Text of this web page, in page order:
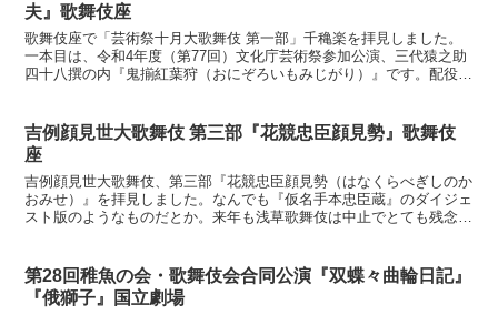
夫』歌舞伎座
歌舞伎座で「芸術祭十月大歌舞伎 第一部」千穐楽を拝見しました。
一本目は、令和4年度（第77回）文化庁芸術祭参加公演、三代猿之助
四十八撰の内『鬼揃紅葉狩（おにぞろいもみじがり）』です。配役更
吉例顔見世大歌舞伎 第三部『花競忠臣顔見勢』歌舞伎
座
吉例顔見世大歌舞伎、第三部『花競忠臣顔見勢（はなくらべぎしのか
おみせ）』を拝見しました。なんでも『仮名手本忠臣蔵』のダイジェ
スト版のようなものだとか。来年も浅草歌舞伎は中止でとても残念で
第28回稚魚の会・歌舞伎会合同公演『双蝶々曲輪日記』
『俄獅子』国立劇場